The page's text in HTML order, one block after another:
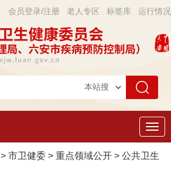
会员登录/注册 老人专区 标签库 运行情况
导
> 市卫健委 > 重点领域公开 > 公共卫生